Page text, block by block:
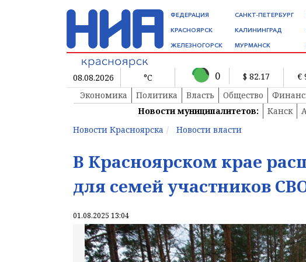
ФЕДЕРАЦИЯ
КРАСНОЯРСК
ЖЕЛЕЗНОГОРСК
САНКТ-ПЕТЕРБУРГ
КАЛИНИНГРАД
МУРМАНСК
08.08.2026 °C 0 $ 82.17 €
Экономика
Политика Власть Общество
Новости муниципалитетов:
Канск
Новости Красноярска
Новости власти
В Красноярском крае
для семей участников
01.08.2025 13:04